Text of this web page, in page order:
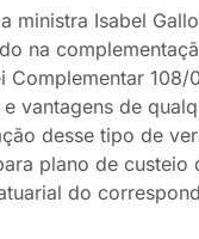
ministra Isabel
na
Complementar 108/
vantagens de
desse tipo de
plano de
do